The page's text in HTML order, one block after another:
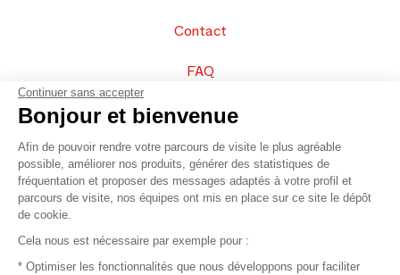
Contact
FAQ
Vendez vos produits
Plan du site
© 2016 –Organisation SAFI
Continuer sans accepter
Bonjour et bienvenue
Afin de pouvoir rendre votre parcours de visite le plus agréable
possible, améliorer nos produits, générer des statistiques de
fréquentation et proposer des messages adaptés à votre profil et
parcours de visite, nos équipes ont mis en place sur ce site le dépôt
de cookie.
Cela nous est nécessaire par exemple pour :
* Optimiser les fonctionnalités que nous développons pour faciliter